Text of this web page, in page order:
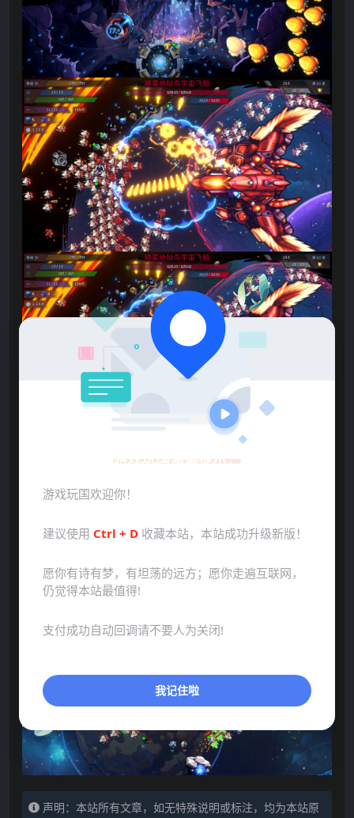
声明：本站所有文章，如无特殊说明或标注，均为本站原
游戏玩国温馨提示：
游戏玩国欢迎你！
建议使用 Ctrl + D 收藏本站，本站成功升级新版！
愿你有诗有梦，有坦荡的远方；愿你走遍互联网，
仍觉得本站最值得!
支付成功自动回调请不要人为关闭!
我记住啦